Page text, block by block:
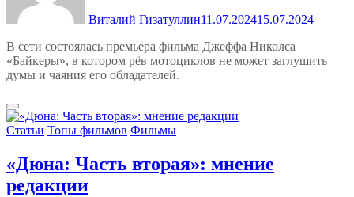
Виталий Гизатуллин11.07.202415.07.2024
В сети состоялась премьера фильма Джеффа Николса
«Байкеры», в котором рёв мотоциклов не может заглушить
думы и чаяния его обладателей.
Статьи Топы фильмов Фильмы
«Дюна: Часть вторая»: мнение
редакции